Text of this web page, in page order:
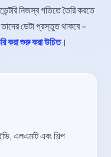
নিজস্ব গতিতে তৈরি করতে
ডেটা প্রস্তুত থাকবে -
করা শুরু করা উচিত।
এলএমটি এবং শিল্প